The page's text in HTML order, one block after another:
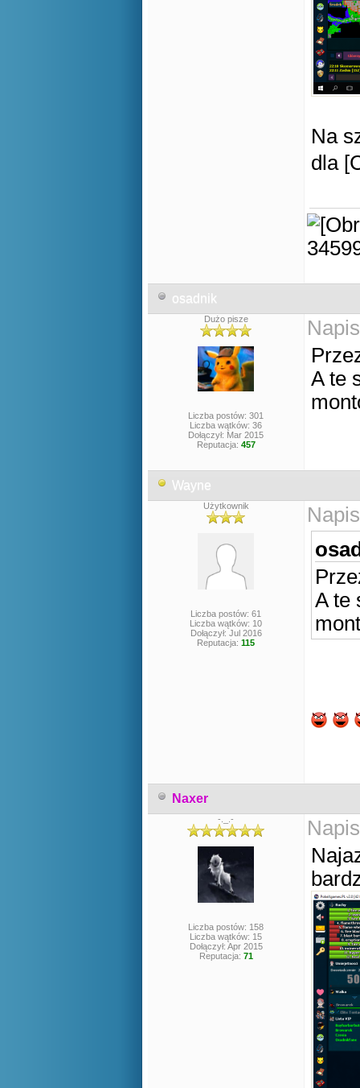
Na
dla
osadnik
Dużo pisze
Liczba postów: 301
Liczba wątków: 36
Dołączył: Mar 2015
Reputacja: 457
A te
Wayne
Użytkownik
Liczba postów: 61
Liczba wątków: 10
Dołączył: Jul 2016
Reputacja: 115
A te
Naxer
-._.-
Liczba postów: 158
Liczba wątków: 15
Dołączył: Apr 2015
Reputacja: 71